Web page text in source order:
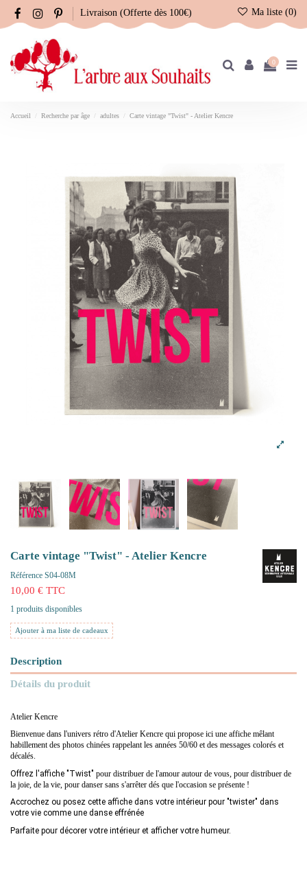
Livraison (Offerte dès 100€) Ma liste (0)
0
Accueil Recherche par âge adultes Carte vintage "Twist" - Atelier Kencre
Carte vintage "Twist" - Atelier Kencre
Référence S04-08M
10,00 € TTC
1 produits disponibles
Ajouter à ma liste de cadeaux
Description
Détails du produit
Atelier Kencre
Bienvenue dans l'univers rétro d'Atelier Kencre qui propose ici une affiche mêlant
habillement des photos chinées rappelant les années 50/60 et des messages colorés et
décalés.
Offrez l'affiche "Twist" pour distribuer de l'amour autour de vous, pour distribuer de
la joie, de la vie, pour danser sans s'arrêter dés que l'occasion se présente !
Accrochez ou posez cette affiche dans votre intérieur pour "twister" dans
votre vie comme une danse effrénée
Parfaite pour décorer votre intérieur et afficher votre humeur.